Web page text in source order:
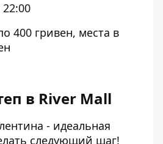
22:00
400 гривен, места в
в River Mall
- идеальная
следующий шаг!